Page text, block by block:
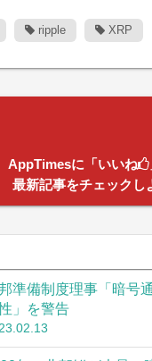
ripple XRP
AppTimesに「いいね
最新記事をチェックし
準備制度理事「暗号
」を警告